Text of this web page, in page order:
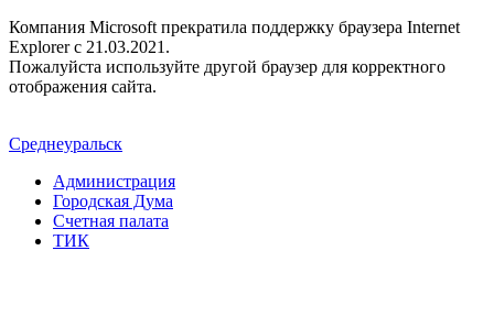
Компания Microsoft прекратила поддержку браузера Internet
Explorer c 21.03.2021.
Пожалуйста используйте другой браузер для корректного
отображения сайта.
Среднеуральск
Администрация
Городская Дума
Счетная палата
ТИК